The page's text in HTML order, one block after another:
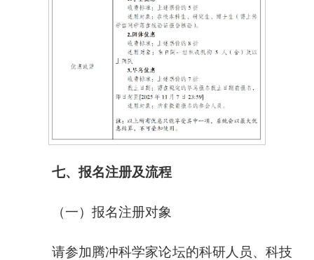
七、报名注册及流程
（一）报名注册对象
请参加腾冲科学家论坛的科研人员、科技